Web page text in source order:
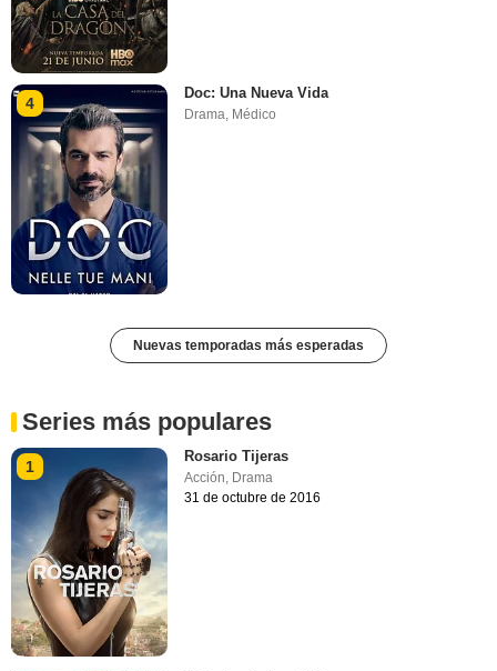
4
Doc: Una Nueva Vida
Drama, Médico
Nuevas temporadas más esperadas
Series más populares
1
Rosario Tijeras
Acción Drama
31 de octubre de 2016